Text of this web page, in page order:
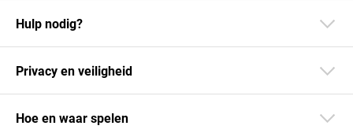
Hulp nodig?
Privacy en veiligheid
Hoe en waar spelen